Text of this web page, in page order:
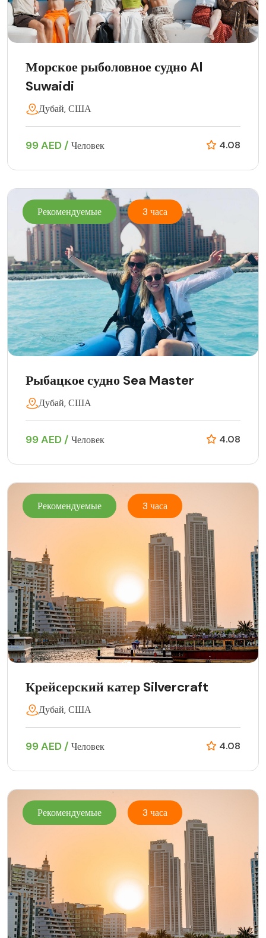
Морское рыболовное судно Al
Suwaidi
Дубай, США
99 AED / Человек 4.08
Рекомендуемые 3 часа
Рыбацкое судно Sea Master
Дубай, США
99 AED / Человек 4.08
Рекомендуемые 3 часа
Крейсерский катер Silvercraft
Дубай, США
99 AED / Человек 4.08
Рекомендуемые 3 часа